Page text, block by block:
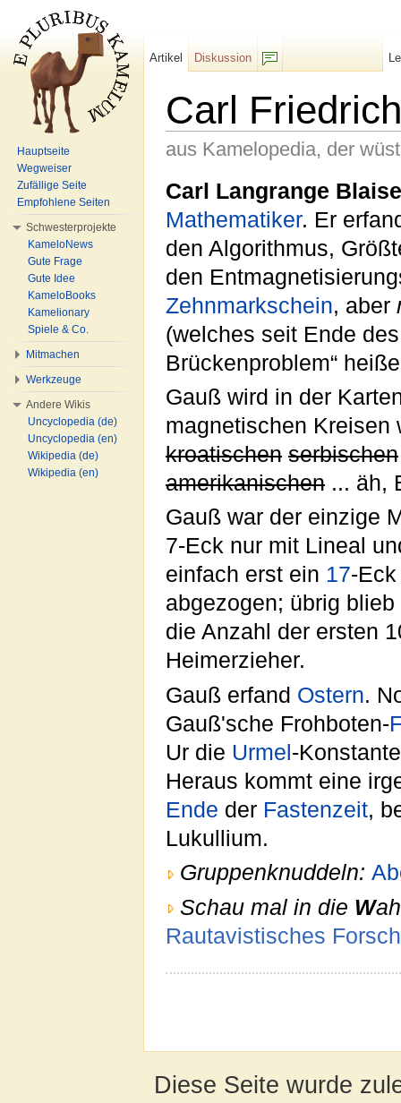
Carl
aus Kamelopedia, der
Carl Langrange
Mathematiker. Er
den Algorithmus,
den
Zehnmarkschein, aber
(welches seit Ende
Brückenproblem“
Gauß wird in der
magnetischen Kreisen
kroatischen serbischen
amerikanischen ... äh,
Gauß war der einzige
7-Eck nur mit Lineal
einfach erst ein 17-
abgezogen; übrig
die Anzahl der ersten
Heimerzieher.
Gauß erfand Ostern.
Gauß'sche Frohboten-
Ur die Urmel-
Heraus kommt eine
Ende der Fastenzeit,
Lukullium.
Gruppenknuddeln:
Schau mal in die W
Rautavistisches
Artikel
Diskussion
Hauptseite
Wegweiser
Zufällige Seite
Empfohlene Seiten
Schwesterprojekte
KameloNews
Gute Frage
Gute Idee
KameloBooks
Kamelionary
Spiele & Co.
Mitmachen
Werkzeuge
Andere Wikis
Uncyclopedia (de)
Uncyclopedia (en)
Wikipedia (de)
Wikipedia (en)
Diese Seite wurde